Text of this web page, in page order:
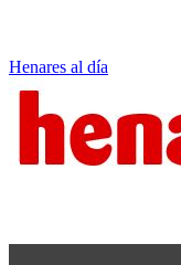
Henares al día